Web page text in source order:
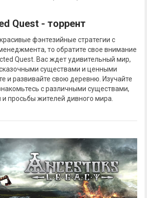
Quest - торрент
фэнтезийные стратегии с
то обратите свое внимание
Quest. Вас ждет удивительный мир,
существами и ценными
и развивайте свою деревню. Изучайте
с различными существами,
просьбы жителей дивного мира.